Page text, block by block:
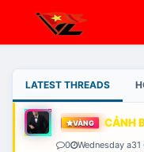
LATEST THREADS
VÀNG CẢNH
0 Wednesday a31